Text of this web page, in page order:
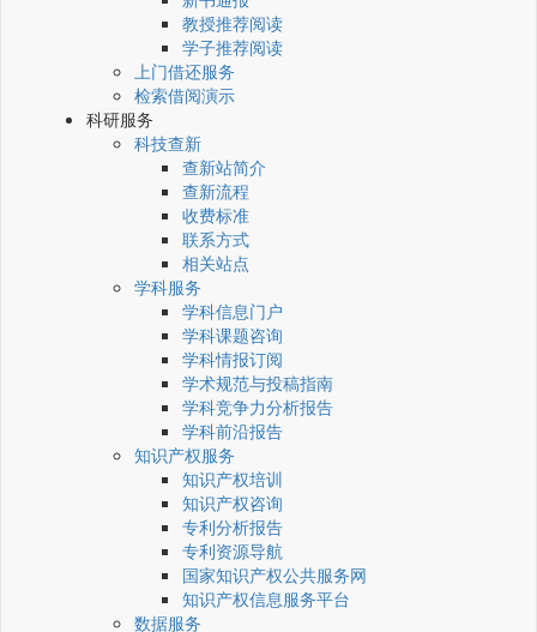
教授推荐阅读
学子推荐阅读
上门借还服务
检索借阅演示
科研服务
科技查新
查新站简介
查新流程
收费标准
联系方式
相关站点
学科服务
学科信息门户
学科课题咨询
学科情报订阅
学术规范与投稿指南
学科竞争力分析报告
学科前沿报告
知识产权服务
知识产权培训
知识产权咨询
专利分析报告
专利资源导航
国家知识产权公共服务网
知识产权信息服务平台
数据服务